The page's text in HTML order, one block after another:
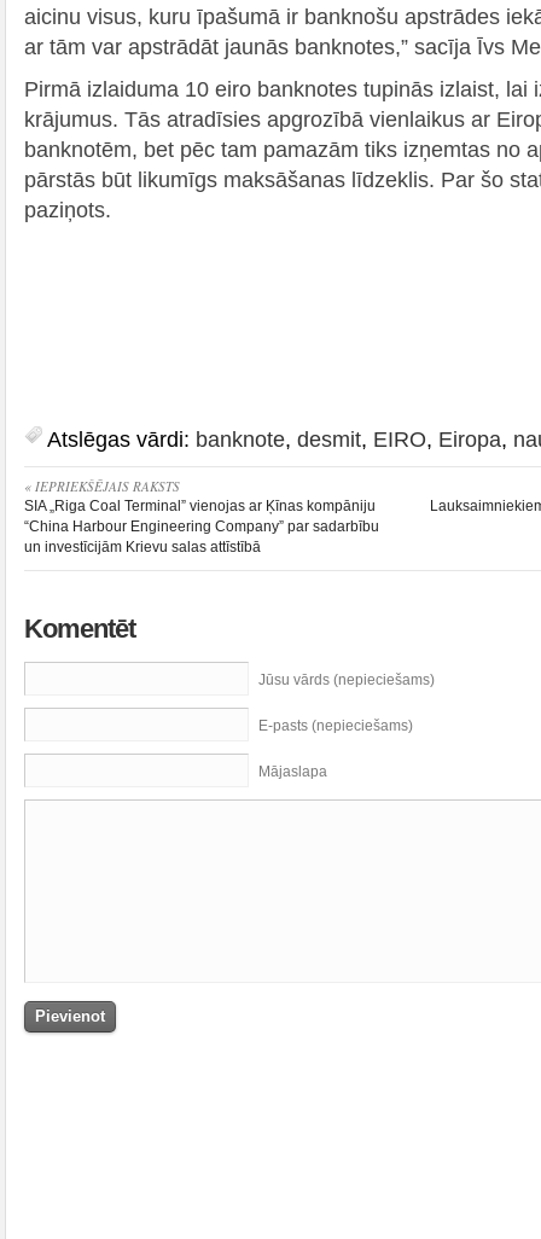
aicinu visus, kuru īpašumā ir banknošu apstrādes
ar tām var apstrādāt jaunās banknotes,” sacīja Īvs
Pirmā izlaiduma 10 eiro banknotes tupinās izlaist, lai
krājumus. Tās atradīsies apgrozībā vienlaikus ar
banknotēm, bet pēc tam pamazām tiks izņemtas no
pārstās būt likumīgs maksāšanas līdzeklis. Par šo
paziņots.
Atslēgas vārdi: banknote, desmit, EIRO, Eiropa,
« IEPRIEKŠĒJAIS RAKSTS
SIA „Riga Coal Terminal” vienojas ar Ķīnas kompāniju
“China Harbour Engineering Company” par sadarbību
un investīcijām Krievu salas attīstībā
Komentēt
Jūsu vārds (nepieciešams)
E-pasts (nepieciešams)
Mājaslapa